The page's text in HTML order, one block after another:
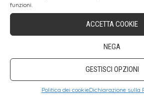
funzioni.
ACCETTA COOKIE
NEGA
GESTISCI OPZIONI
Politica dei cookieDichiarazione sulla